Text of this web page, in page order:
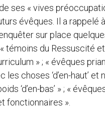
ses « vives
évêques. Il a rappelé
sur place
témoins du Ressuscité
» ; « évêques
choses ‘d’en-haut’ et
‘d’en-bas’ » ; «
fonctionnaires ».